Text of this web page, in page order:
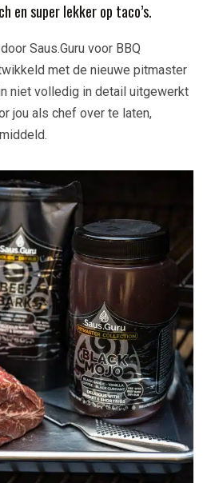
en super lekker op taco’s.
Saus.Guru voor BBQ
met de nieuwe pitmaster
niet volledig in detail uitgewerkt
jou als chef over te laten,